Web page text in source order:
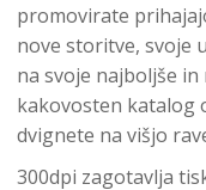
promovirate
nove storitve, svoje
na svoje najboljše
kakovosten katalog
dvignete na višjo
300dpi zagotavlja